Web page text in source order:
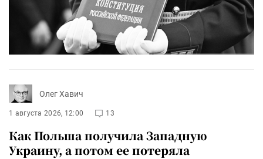
Олег Хавич
1 августа 2026, 12:00 13
Как Польша получила Западную
Украину, а потом ее потеряла